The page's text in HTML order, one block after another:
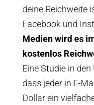
deine Reichweite
Facebook und
Medien wird es
kostenlos
Eine Studie in
dass jeder in E-
Dollar ein